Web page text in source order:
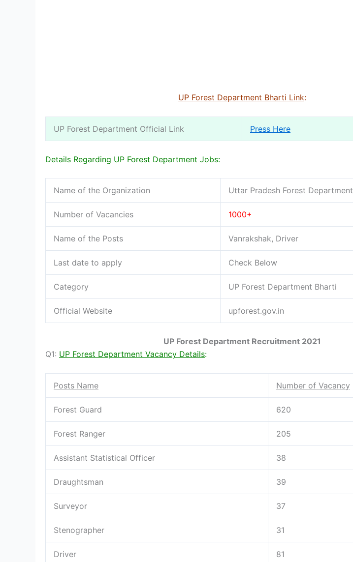
UP Forest Department Bharti Link:
UP Forest Department Official Link Press Here
Details Regarding UP Forest Department Jobs:
Name of the Organization Uttar Pradesh Forest Department
Number of Vacancies 1000+
Name of the Posts Vanrakshak, Driver
Last date to apply Check Below
Category UP Forest Department Bharti
Official Website upforest.gov.in
UP Forest Department Recruitment 2021
Q1: UP Forest Department Vacancy Details:
Posts Name Number of Vacancy
Forest Guard 620
Forest Ranger 205
Assistant Statistical Officer 38
Draughtsman 39
Surveyor 37
Stenographer 31
Driver 81